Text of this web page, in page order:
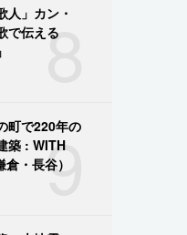
8
人」カン・
で伝える
9
町で220年の
築 : WITH
・長谷）